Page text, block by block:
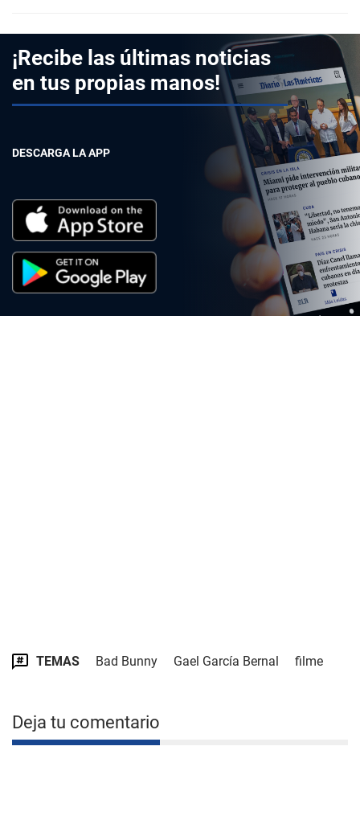
¡Recibe las últimas noticias
en tus propias manos!
DESCARGA LA APP
TEMAS Bad Bunny Gael García Bernal filme
Deja tu comentario